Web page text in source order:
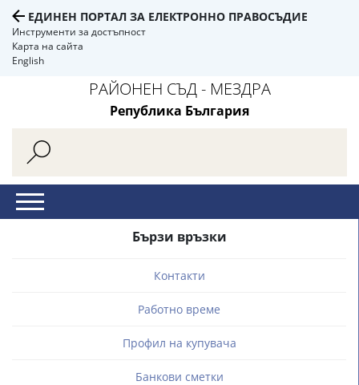
ЕДИНЕН ПОРТАЛ ЗА ЕЛЕКТРОННО ПРАВОСЪДИЕ
Инструменти за достъпност
Карта на сайта
English
РАЙОНЕН СЪД - МЕЗДРА
Република България
Бързи връзки
Контакти
Работно време
Профил на купувача
Банкови сметки